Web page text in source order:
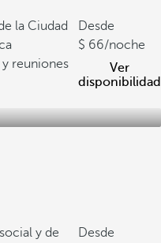
la Ciudad
reuniones
Desde
66/noche
Ver
disponibilidad
y de
Desde